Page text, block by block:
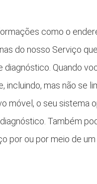
como o
do nosso Serviço
Quando
mas não se
móvel, o seu sistema
Também
por ou por meio de